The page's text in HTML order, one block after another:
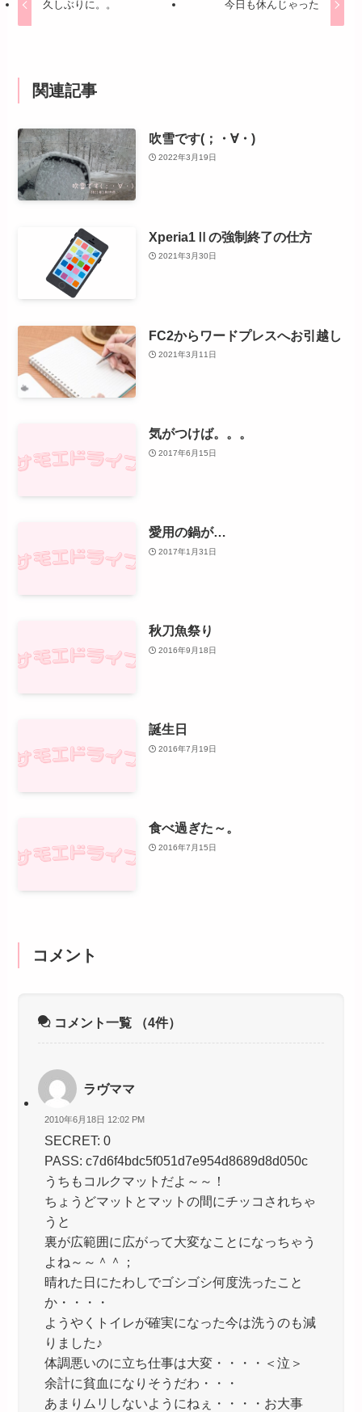
久しぶりに。。 今日も休んじゃった
関連記事
吹雪です(；・∀・)
2022年3月19日
Xperia1Ⅱの強制終了の仕方
2021年3月30日
FC2からワードプレスへお引越し
2021年3月11日
気がつけば。。。
2017年6月15日
愛用の鍋が…
2017年1月31日
秋刀魚祭り
2016年9月18日
誕生日
2016年7月19日
食べ過ぎた～。
2016年7月15日
コメント
コメント一覧 （4件）
ラヴママ
2010年6月18日 12:02 PM
SECRET: 0
PASS: c7d6f4bdc5f051d7e954d8689d8d050c
うちもコルクマットだよ～～！
ちょうどマットとマットの間にチッコされちゃ
うと
裏が広範囲に広がって大変なことになっちゃう
よね～～＾＾；
晴れた日にたわしでゴシゴシ何度洗ったこと
か・・・・
ようやくトイレが確実になった今は洗うのも減
りました♪
体調悪いのに立ち仕事は大変・・・・＜泣＞
余計に貧血になりそうだわ・・・
あまりムリしないようにねぇ・・・・お大事